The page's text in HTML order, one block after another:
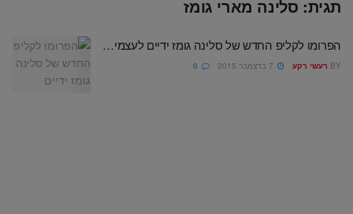
תגית: סלינה מארי גומז
הפרומו לקליפ החדש של סלינה גומז ידיים לעצמי…
BY רעשי רקע